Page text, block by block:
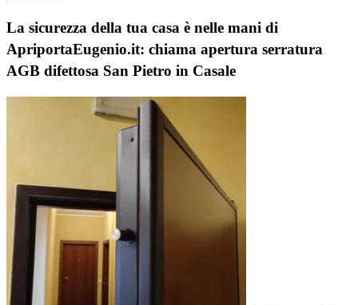
La sicurezza della tua casa è nelle mani di
ApriportaEugenio.it: chiama apertura serratura
AGB difettosa San Pietro in Casale